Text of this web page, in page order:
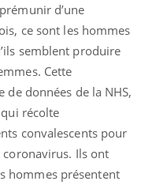
d’une
ce sont les hommes
semblent produire
Cette
de données de la NHS,
récolte
convalescents pour
Ils ont
hommes présentent